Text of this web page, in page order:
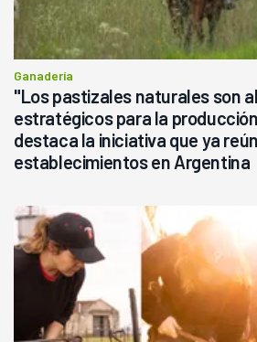
Ganadería
"Los pastizales naturales son
estratégicos para la
destaca la iniciativa que ya
establecimientos en Argentina